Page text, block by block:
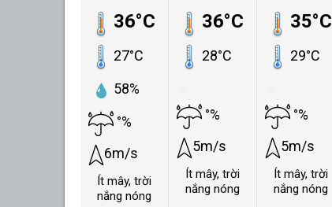
36°C
27°C
58%
°%
6m/s
Ít mây, trời
nắng nóng
36°C
28°C
°%
5m/s
Ít mây, trời
nắng nóng
35°C
29°C
°%
5m/s
Ít mây, trời
nắng nóng